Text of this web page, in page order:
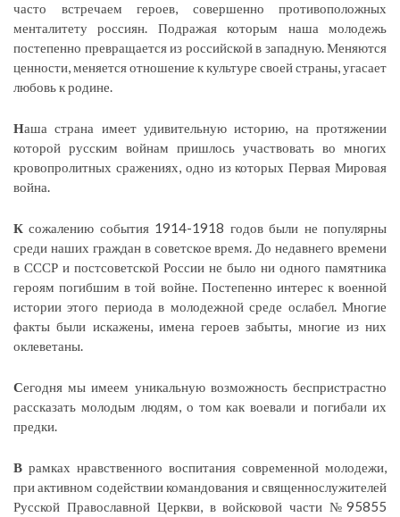
часто встречаем героев, совершенно противоположных
менталитету россиян. Подражая которым наша молодежь
постепенно превращается из российской в западную. Меняются
ценности, меняется отношение к культуре своей страны, угасает
любовь к родине.
Наша страна имеет удивительную историю, на протяжении
которой русским войнам пришлось участвовать во многих
кровопролитных сражениях, одно из которых Первая Мировая
война.
К сожалению события 1914-1918 годов были не популярны
среди наших граждан в советское время. До недавнего времени
в СССР и постсоветской России не было ни одного памятника
героям погибшим в той войне. Постепенно интерес к военной
истории этого периода в молодежной среде ослабел. Многие
факты были искажены, имена героев забыты, многие из них
оклеветаны.
Сегодня мы имеем уникальную возможность беспристрастно
рассказать молодым людям, о том как воевали и погибали их
предки.
В рамках нравственного воспитания современной молодежи,
при активном содействии командования и священнослужителей
Русской Православной Церкви, в войсковой части №95855